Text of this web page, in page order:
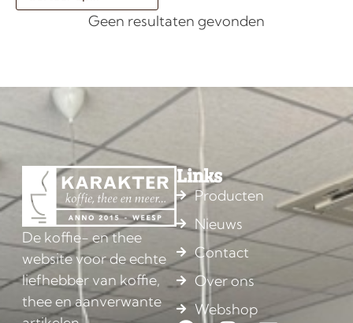
Geen resultaten gevonden
De koffie- en thee
website voor de echte
liefhebber van koffie,
thee en aanverwante
Links
Producten
Nieuws
Contact
Over ons
Webshop